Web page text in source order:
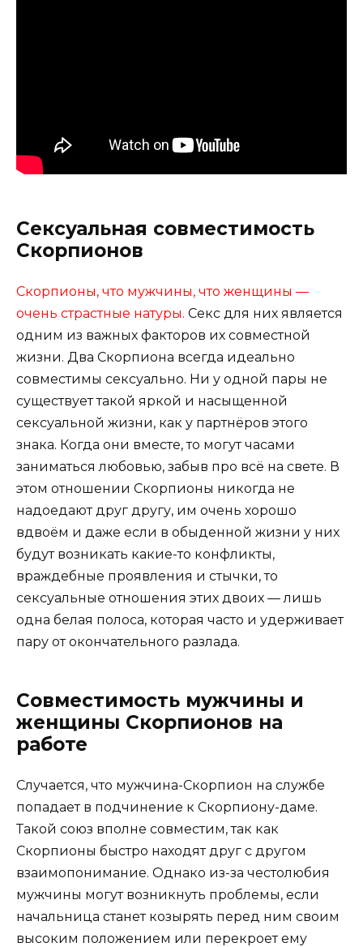
Сексуальная совместимость
Скорпионов
Скорпионы, что мужчины, что женщины —
очень страстные натуры. Секс для них является
одним из важных факторов их совместной
жизни. Два Скорпиона всегда идеально
совместимы сексуально. Ни у одной пары не
существует такой яркой и насыщенной
сексуальной жизни, как у партнёров этого
знака. Когда они вместе, то могут часами
заниматься любовью, забыв про всё на свете. В
этом отношении Скорпионы никогда не
надоедают друг другу, им очень хорошо
вдвоём и даже если в обыденной жизни у них
будут возникать какие-то конфликты,
враждебные проявления и стычки, то
сексуальные отношения этих двоих — лишь
одна белая полоса, которая часто и удерживает
пару от окончательного разлада.
Совместимость мужчины и
женщины Скорпионов на
работе
Случается, что мужчина-Скорпион на службе
попадает в подчинение к Скорпиону-даме.
Такой союз вполне совместим, так как
Скорпионы быстро находят друг с другом
взаимопонимание. Однако из-за честолюбия
мужчины могут возникнуть проблемы, если
начальница станет козырять перед ним своим
высоким положением или перекроет ему